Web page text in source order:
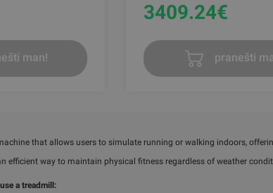
man!
3409.24€
pranešti
that allows users to simulate running or walking indoors,
efficient way to maintain physical fitness regardless of weather
a treadmill: